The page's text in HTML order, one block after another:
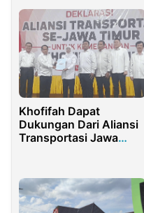
Khofifah Dapat
Dukungan Dari Aliansi
Transportasi Jawa